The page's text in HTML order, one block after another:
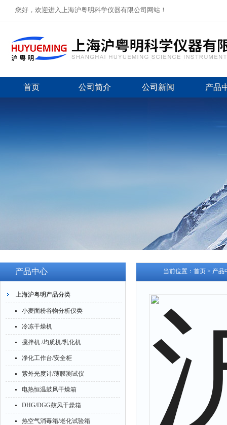
您好，欢迎进入上海沪粤明科学仪器有限公司网站！
首页 公司简介 公司新闻 产品
产品中心
上海沪粤明产品分类
小麦面粉谷物分析仪类
冷冻干燥机
搅拌机 /均质机/乳化机
净化工作台/安全柜
紫外光度计/薄膜测试仪
电热恒温鼓风干燥箱
DHG/DGG鼓风干燥箱
热空气消毒箱/老化试验箱
当前位置： 首页 > 产品